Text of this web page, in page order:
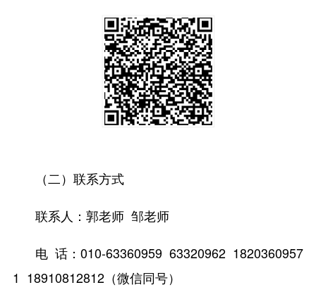
（二）联系方式
联系人：郭老师 邹老师
电 话：010-63360959 63320962 1820360957
1 18910812812（微信同号）